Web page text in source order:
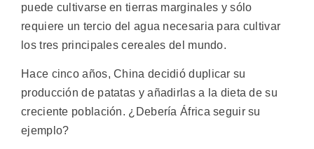
puede cultivarse en tierras marginales y sólo
requiere un tercio del agua necesaria para cultivar
los tres principales cereales del mundo.
Hace cinco años, China decidió duplicar su
producción de patatas y añadirlas a la dieta de su
creciente población. ¿Debería África seguir su
ejemplo?